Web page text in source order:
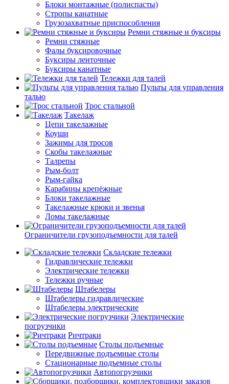
Блоки монтажные (полиспасты)
Стропы канатные
Грузозахватные приспособления
Ремни стяжные и буксиры
Ремни стяжные
Фалы буксировочные
Буксиры ленточные
Буксиры канатные
Тележки для талей
Пульты для управления
талью
Трос стальной
Такелаж
Цепи такелажные
Коуши
Зажимы для тросов
Скобы такелажные
Талрепы
Рым-болт
Рым-гайка
Карабины крепёжные
Блоки такелажные
Такелажные крюки и звенья
Ломы такелажные
Ограничители грузоподъемности для талей
Складские тележки
Гидравлические тележки
Электрические тележки
Тележки ручные
Штабелеры
Штабелеры гидравлические
Штабелеры электрические
Электрические
погрузчики
Ричтраки
Столы подъемные
Передвижные подъемные столы
Стационарные подъемные столы
Автопогрузчики